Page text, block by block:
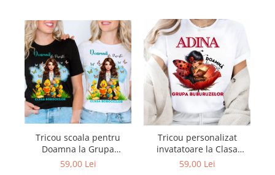
Tricou scoala pentru
Doamna la Grupa
boboceilor– cadou
59,00 Lei
Tricou personalizat
invatatoare la Clasa
buburuzelor– Cadou
59,00 Lei